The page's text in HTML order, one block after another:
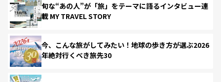
旬な“あの人”が「旅」をテーマに語るインタビュー連
載 MY TRAVEL STORY
今、こんな旅がしてみたい！地球の歩き方が選ぶ2026
年絶対行くべき旅先30